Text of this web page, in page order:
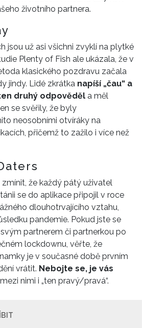
životního partnera.
jsou už asi všichni zvyklí na plytké
Plenty of Fish ale ukázala, že v
klasického pozdravu začala
jindy. Lidé zkrátka napíší „čau“ a
druhý odpověděl a měl
se svěřily, že byly
neosobními otvíráky na
přičemž to zažilo i více než
že každý pátý uživatel
se do aplikace připojil v roce
dlouhotrvajícího vztahu,
pandemie. Pokud jste se
partnerem či partnerkou po
lockdownu, věřte, že
je v současné době prvním
vrátit. Nebojte se, je vás
nimi i „ten pravý/pravá“.